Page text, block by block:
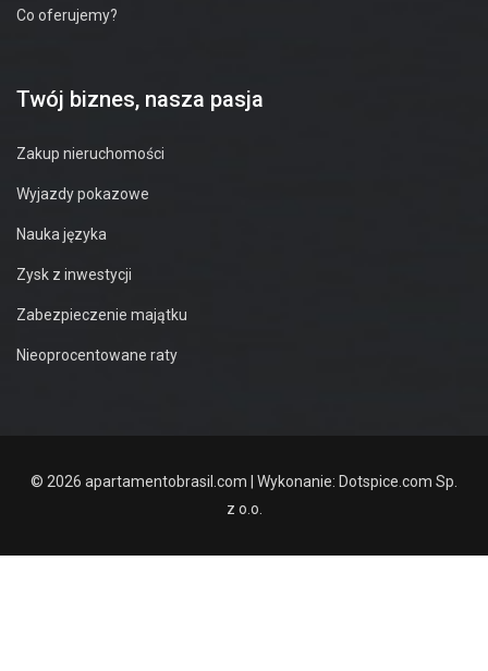
Co oferujemy?
Twój biznes, nasza pasja
Zakup nieruchomości
Wyjazdy pokazowe
Nauka języka
Zysk z inwestycji
Zabezpieczenie majątku
Nieoprocentowane raty
© 2026 apartamentobrasil.com | Wykonanie: Dotspice.com Sp.
z o.o.